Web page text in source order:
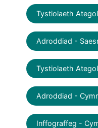
Tystiolaeth
Adroddiad -
Tystiolaeth
Adroddiad -
Inffograffeg -